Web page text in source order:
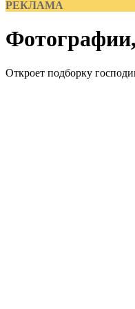
РЕКЛАМА
Откроет подборку